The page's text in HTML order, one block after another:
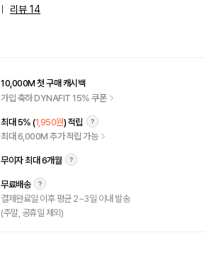
리뷰 14
10,000M 첫 구매 캐시백
가입 축하 DYNAFIT 15% 쿠폰
최대 5% (1,950원) 적립
최대 6,000M 추가 적립 가능
무이자 최대 6개월
무료배송
결제완료일 이후 평균 2~3일 이내 발송
(주말, 공휴일 제외)